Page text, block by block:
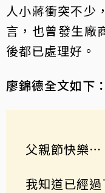
人小蔣衝突不少
言，也曾發生廠
後都已處理好。
廖錦德全文如下：
父親節快樂⋯
我知道已經過